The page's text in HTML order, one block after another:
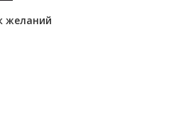
желаний